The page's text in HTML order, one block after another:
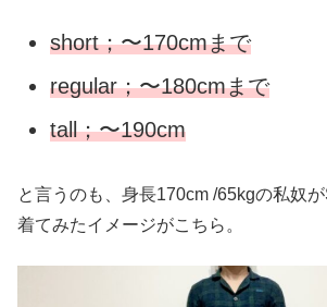
short；〜170cmまで
regular；〜180cmまで
tall；〜190cm
と言うのも、身長170cm /65kgの私奴
着てみたイメージがこちら。